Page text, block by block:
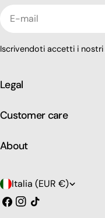
Iscrivendoti accetti i nostri
Legal
Customer care
About
P
a
Italia (EUR €)
Facebook
Instagram
Tic